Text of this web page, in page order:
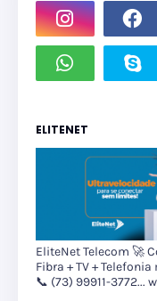
ELITENET
EliteNet Telecom 🚀
Fibra + TV +
📞 (73) 99911-3772...